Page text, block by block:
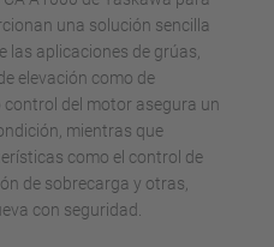
una solución sencilla
las aplicaciones de grúas,
elevación como de
del motor asegura un
mientras que
como el control de
de sobrecarga y otras,
con seguridad.